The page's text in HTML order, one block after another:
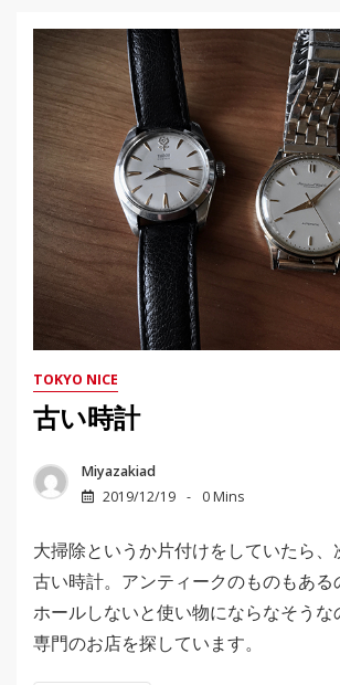
TOKYO NICE
古い時計
Miyazakiad
2019/12/19
0 Mins
大掃除というか片付けをしていたら、
古い時計。アンティークのものもある
ホールしないと使い物にならなそうな
専門のお店を探しています。